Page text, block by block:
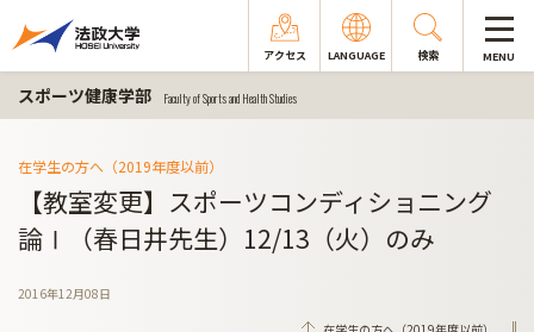
アクセス LANGUAGE 検索 MENU
スポーツ健康学部 Faculty of Sports and Health Studies
在学生の方へ（2019年度以前）
【教室変更】スポーツコンディショニング
論Ⅰ（春日井先生）12/13（火）のみ
2016年12月08日